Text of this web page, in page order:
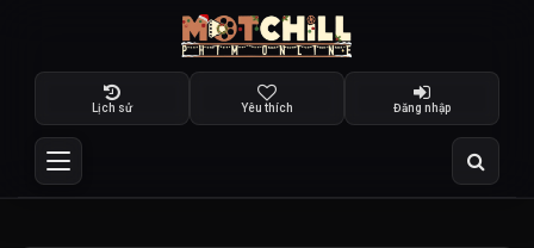
Lịch sử Yêu thích Đăng nhập